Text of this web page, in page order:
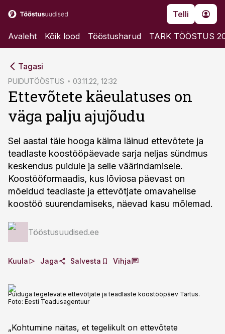
Telli
Avaleht Kõik lood Tööstusharud TARK TÖÖSTUS
Tagasi
PUIDUTÖÖSTUS 03.11.22, 12:32
Ettevõtete käeulatuses on
väga palju ajujõudu
Sel aastal täie hooga käima läinud ettevõtete ja
teadlaste koostööpäevade sarja neljas sündmus
keskendus puidule ja selle väärindamisele.
Koostööformaadis, kus lõviosa päevast on
mõeldud teadlaste ja ettevõtjate omavahelise
koostöö suurendamiseks, näevad kasu mõlemad.
Tööstusuudised.ee
Kuula Jaga Salvesta Vihja
Puiduga tegelevate ettevõtjate ja teadlaste koostööpäev Tartus.
Foto: Eesti Teadusagentuur
„Kohtumine näitas, et tegelikult on ettevõtete